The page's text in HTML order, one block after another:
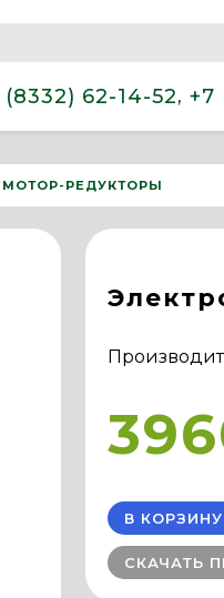
(8332) 62-14-52, +7
МОТОР-РЕДУКТОРЫ
В КОРЗИНУ
СКАЧАТЬ